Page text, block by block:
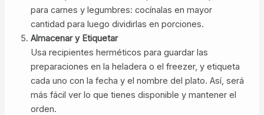
para carnes y legumbres: cocínalas en mayor
cantidad para luego dividirlas en porciones.
Almacenar y Etiquetar
Usa recipientes herméticos para guardar las
preparaciones en la heladera o el freezer, y etiqueta
cada uno con la fecha y el nombre del plato. Así, será
más fácil ver lo que tienes disponible y mantener el
orden.